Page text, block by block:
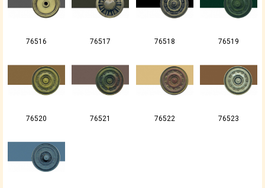
76516 76517 76518 76519
76520 76521 76522 76523